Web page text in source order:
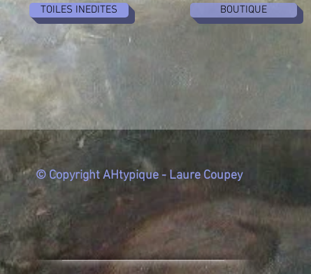
TOILES INEDITES BOUTIQUE
© Copyright AHtypique - Laure Coupey